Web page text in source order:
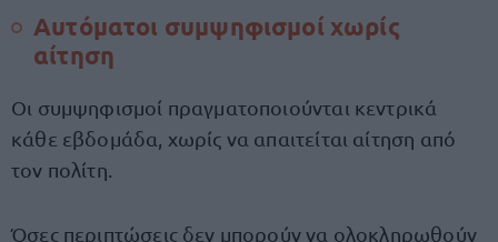
Αυτόματοι συμψηφισμοί χωρίς
αίτηση
Οι συμψηφισμοί πραγματοποιούνται κεντρικά
κάθε εβδομάδα, χωρίς να απαιτείται αίτηση από
τον πολίτη.
Όσες περιπτώσεις δεν μπορούν να ολοκληρωθούν